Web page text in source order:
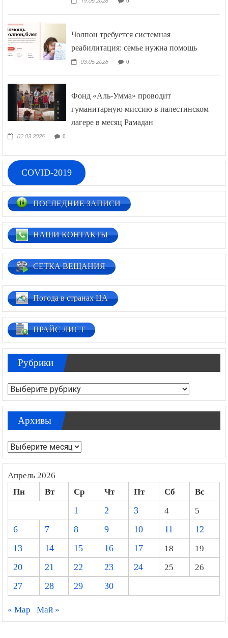
Чолпон требуется системная
реабилитация: семье нужна помощь
03.05.2026 0
Фонд «Аль-Умма» проводит
гуманитарную миссию в палестинском
лагере в месяц Рамадан
02.03.2026 0
COVID-2019
ПОСЛЕДНИЕ ЗАПИСИ
НАШИ КОНТАКТЫ
СЕТКА ВЕЩАНИЯ
Погода в странах ЦА
ПРАЙС ЛИСТ
Рубрики
Рубрики
Архивы
Архивы
Апрель 2026
Пн Вт Ср Чт Пт Сб
Вс
1
2 3 4
5
6
7 8 9 10 11
12
13
14 15 16 17 18
19
20
21 22 23 24 25
26
27
28 29 30
« Мар Май »